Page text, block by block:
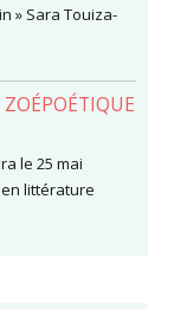
» Sara Touiza-
le 25 mai
littérature